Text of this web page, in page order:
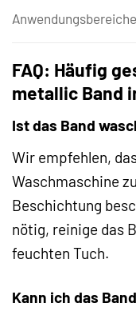
Anwendungsbereiche
FAQ: Häufig
metallic Band
Ist das Band
Wir empfehlen,
Waschmaschine
Beschichtung
nötig, reinige das
feuchten Tuch.
Kann ich das